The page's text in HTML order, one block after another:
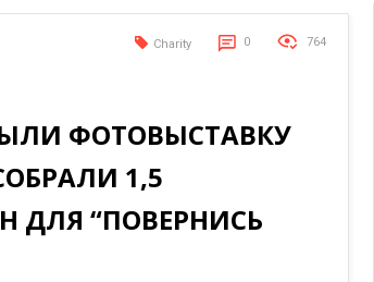
Charity 0 764
ФОТОВЫСТАВКУ
1,5
ДЛЯ “ПОВЕРНИСЬ